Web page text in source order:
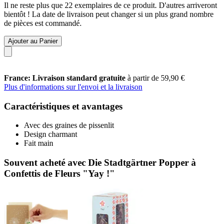
Il ne reste plus que 22 exemplaires de ce produit. D'autres arriveront
bientôt ! La date de livraison peut changer si un plus grand nombre
de pièces est commandé.
Ajouter au Panier
France: Livraison standard gratuite à partir de 59,90 €
Plus d'informations sur l'envoi et la livraison
Caractéristiques et avantages
Avec des graines de pissenlit
Design charmant
Fait main
Souvent acheté avec Die Stadtgärtner Popper à
Confettis de Fleurs "Yay !"